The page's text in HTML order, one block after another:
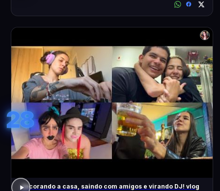
28
decorando a casa, saindo com amigos e virando DJ! vlog